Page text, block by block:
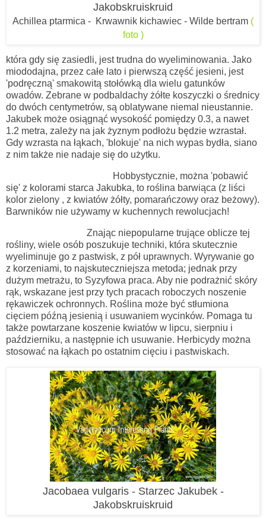
Jakobskruiskruid
Achillea ptarmica - Krwawnik kichawiec - Wilde bertram (
foto )
która gdy się zasiedli, jest trudna do wyeliminowania. Jako
miododajna, przez całe lato i pierwszą część jesieni, jest
'podręczną' smakowitą stołówką dla wielu gatunków
owadów. Zebrane w podbaldachy żółte koszyczki o średnicy
do dwóch centymetrów, są oblatywane niemal nieustannie.
Jakubek może osiągnąć wysokość pomiędzy 0.3, a nawet
1.2 metra, zależy na jak żyznym podłożu będzie wzrastał.
Gdy wzrasta na łąkach, 'blokuje' na nich wypas bydła, siano
z nim także nie nadaje się do użytku.
Hobbystycznie, można 'pobawić
się' z kolorami starca Jakubka, to roślina barwiąca (z liści
kolor zielony , z kwiatów żółty, pomarańczowy oraz beżowy).
Barwników nie używamy w kuchennych rewolucjach!
Znając niepopularne trujące oblicze tej
rośliny, wiele osób poszukuje techniki, która skutecznie
wyeliminuje go z pastwisk, z pół uprawnych. Wyrywanie go
z korzeniami, to najskuteczniejsza metoda; jednak przy
dużym metrażu, to Syzyfowa praca. Aby nie podrażnić skóry
rąk, wskazane jest przy tych pracach roboczych noszenie
rękawiczek ochronnych. Roślina może być stłumiona
cięciem późną jesienią i usuwaniem wycinków. Pomaga tu
także powtarzane koszenie kwiatów w lipcu, sierpniu i
październiku, a następnie ich usuwanie. Herbicydy można
stosować na łąkach po ostatnim cięciu i pastwiskach.
Jacobaea vulgaris - Starzec Jakubek -
Jakobskruiskruid